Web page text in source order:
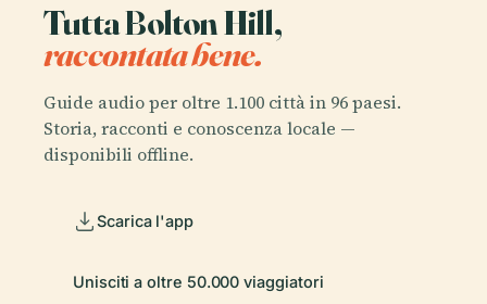
Tutta Bolton Hill,
raccontata bene.
Guide audio per oltre 1.100 città in 96 paesi.
Storia, racconti e conoscenza locale —
disponibili offline.
Scarica l'app
Unisciti a oltre 50.000 viaggiatori